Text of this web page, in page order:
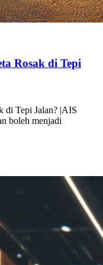
Rosak di Tepi
di Tepi Jalan? |AIS
boleh menjadi